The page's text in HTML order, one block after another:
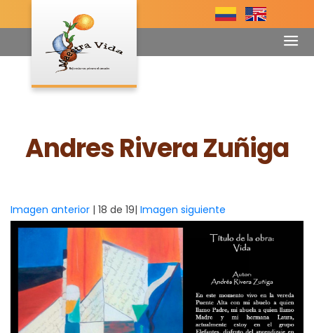
Andres Rivera Zuñiga
Imagen anterior | 18 de 19| Imagen siguiente